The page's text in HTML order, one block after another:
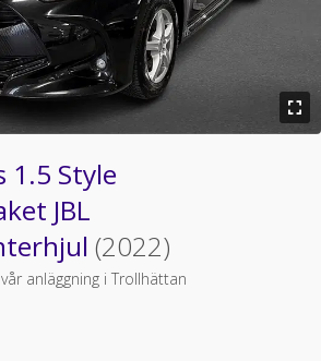
1.5 Style
JBL
(2022)
anläggning i Trollhättan